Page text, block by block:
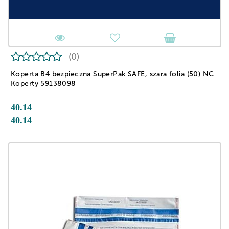
Koperta B4 bezpieczna SuperPak SAFE, szara folia (50) NC
Koperty 59138098
(0)
40.14
40.14